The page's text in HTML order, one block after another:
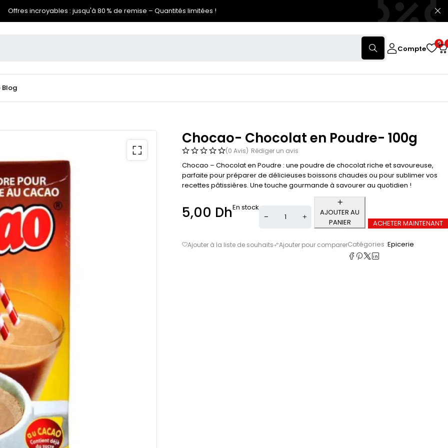
Offres incroyables : jusqu'à 80 % de remise – Quantités limitées !
Compte
0
Blog
Chocao- Chocolat en Poudre- 100g
(0 Avis) Rédiger un avis
Chocao – Chocolat en Poudre : une poudre de chocolat riche et savoureuse,
parfaite pour préparer de délicieuses boissons chaudes ou pour sublimer vos
recettes pâtissières. Une touche gourmande à savourer au quotidien !
5,00 DhEn stock
AJOUTER AU
PANIER
ACHETER MAINTENANT
Catégories :Epicerie